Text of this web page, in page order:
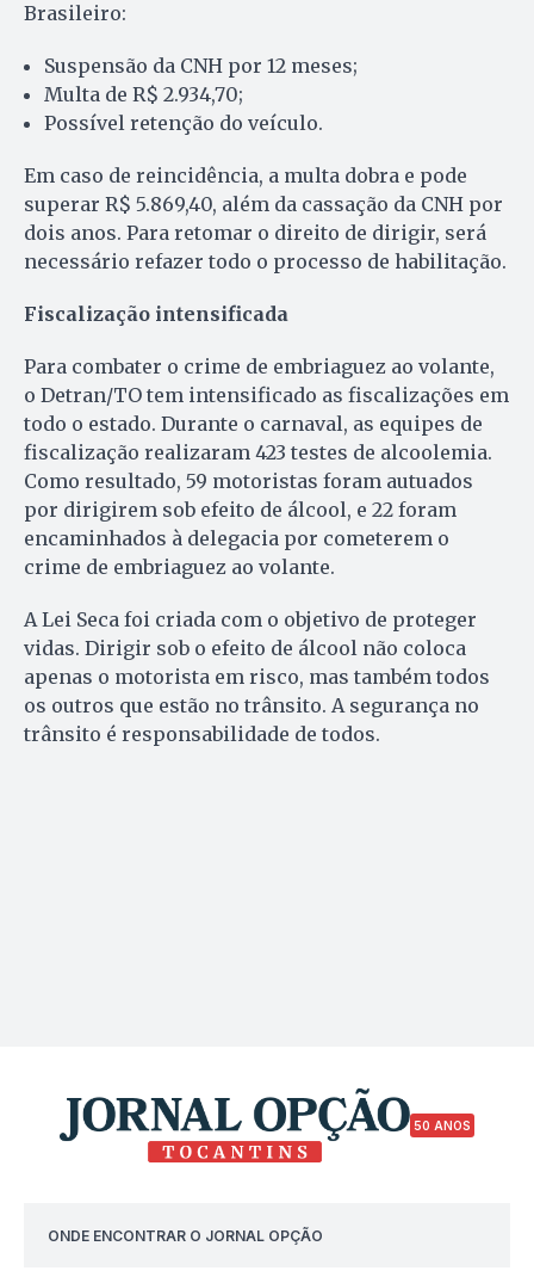
Brasileiro:
Suspensão da CNH por 12 meses;
Multa de R$ 2.934,70;
Possível retenção do veículo.
Em caso de reincidência, a multa dobra e pode
superar R$ 5.869,40, além da cassação da CNH por
dois anos. Para retomar o direito de dirigir, será
necessário refazer todo o processo de habilitação.
Fiscalização intensificada
Para combater o crime de embriaguez ao volante,
o Detran/TO tem intensificado as fiscalizações em
todo o estado. Durante o carnaval, as equipes de
fiscalização realizaram 423 testes de alcoolemia.
Como resultado, 59 motoristas foram autuados
por dirigirem sob efeito de álcool, e 22 foram
encaminhados à delegacia por cometerem o
crime de embriaguez ao volante.
A Lei Seca foi criada com o objetivo de proteger
vidas. Dirigir sob o efeito de álcool não coloca
apenas o motorista em risco, mas também todos
os outros que estão no trânsito. A segurança no
trânsito é responsabilidade de todos.
50 ANOS
ONDE ENCONTRAR O JORNAL OPÇÃO